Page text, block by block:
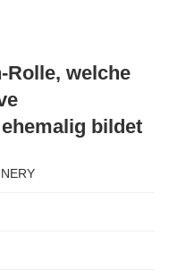
Rolle, welche
bildet